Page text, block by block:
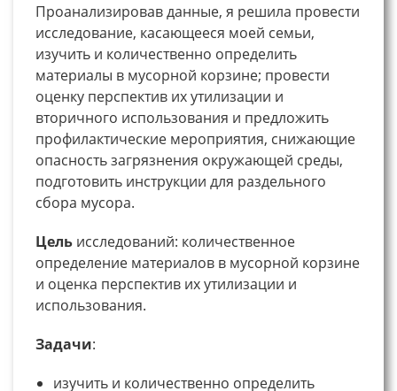
Проанализировав данные, я решила провести
исследование, касающееся моей семьи,
изучить и количественно определить
материалы в мусорной корзине; провести
оценку перспектив их утилизации и
вторичного использования и предложить
профилактические мероприятия, снижающие
опасность загрязнения окружающей среды,
подготовить инструкции для раздельного
сбора мусора.
Цель исследований: количественное
определение материалов в мусорной корзине
и оценка перспектив их утилизации и
использования.
Задачи:
изучить и количественно определить